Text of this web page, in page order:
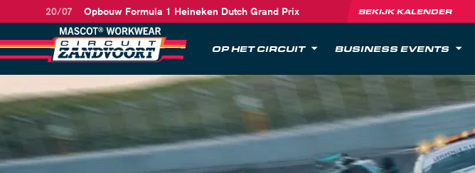
20/07 Opbouw Formula 1 Heineken Dutch Grand Prix BEKIJK KALENDER
OP HET CIRCUIT BUSINESS EVENTS